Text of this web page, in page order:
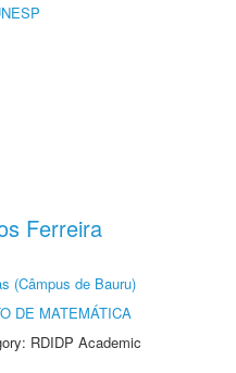
Ferreira
(Câmpus de Bauru)
DE MATEMÁTICA
RDIDP Academic